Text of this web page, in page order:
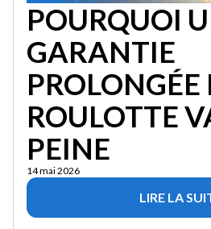
POURQUOI
GARANTIE
PROLONGÉE
ROULOTTE
PEINE
14 mai 2026
LIRE LA